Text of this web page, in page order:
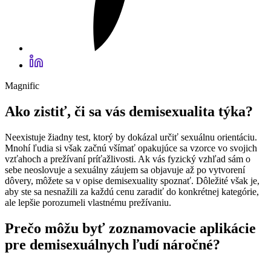
Magnific
Ako zistiť, či sa vás demisexualita týka?
Neexistuje žiadny test, ktorý by dokázal určiť sexuálnu orientáciu.
Mnohí ľudia si však začnú všímať opakujúce sa vzorce vo svojich
vzťahoch a prežívaní príťažlivosti. Ak vás fyzický vzhľad sám o
sebe neoslovuje a sexuálny záujem sa objavuje až po vytvorení
dôvery, môžete sa v opise demisexuality spoznať. Dôležité však je,
aby ste sa nesnažili za každú cenu zaradiť do konkrétnej kategórie,
ale lepšie porozumeli vlastnému prežívaniu.
Prečo môžu byť zoznamovacie aplikácie
pre demisexuálnych ľudí náročné?